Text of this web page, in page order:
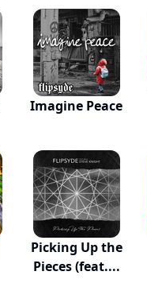
Imagine Peace
Picking Up the
Pieces (feat....